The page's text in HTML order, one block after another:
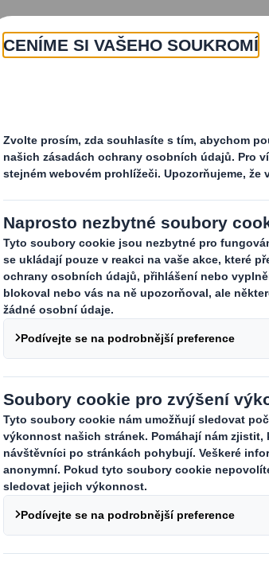
Referent/ka
Jsme výrobce plně
Máme udržitelnost v
že i my můžeme
Budeme rádi, když
pozitivně ovlivnit
Co bude náplní Vaší práce?